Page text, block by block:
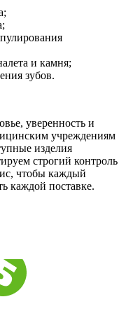
и камня;
зубов.
уверенность и
учреждениям
изделия
строгий контроль
чтобы каждый
каждой поставке.